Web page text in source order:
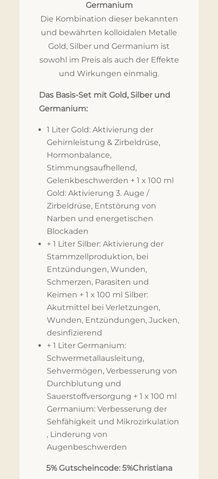
Germanium
Die Kombination dieser bekannten
und bewährten kolloidalen Metalle
Gold, Silber und Germanium ist
sowohl im Preis als auch der Effekte
und Wirkungen einmalig.
Das Basis-Set mit Gold, Silber und
Germanium:
1 Liter Gold: Aktivierung der
Gehirnleistung & Zirbeldrüse,
Hormonbalance,
Stimmungsaufhellend,
Gelenkbeschwerden + 1 x 100 ml
Gold: Aktivierung 3. Auge /
Zirbeldrüse, Entstörung von
Narben und energetischen
Blockaden
+ 1 Liter Silber: Aktivierung der
Stammzellproduktion, bei
Entzündungen, Wunden,
Schmerzen, Parasiten und
Keimen + 1 x 100 ml Silber:
Akutmittel bei Verletzungen,
Wunden, Entzündungen, Jucken,
desinfizierend
+ 1 Liter Germanium:
Schwermetallausleitung,
Sehvermögen, Verbesserung von
Durchblutung und
Sauerstoffversorgung + 1 x 100 ml
Germanium: Verbesserung der
Sehfähigkeit und Mikrozirkulation
, Linderung von
Augenbeschwerden
5% Gutscheincode: 5%Christiana